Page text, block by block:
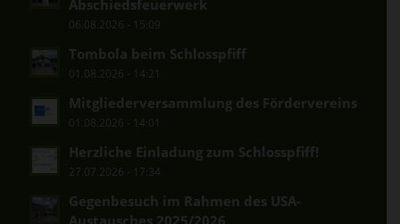
Abschiedsfeuerwerk
06.08.2026 - 15:09
Tombola beim Schlosspfiff
01.08.2026 - 14:21
Mitgliederversammlung des Fördervereins
01.08.2026 - 14:01
Herzliche Einladung zum Schlosspfiff!
27.07.2026 - 17:34
Gegenbesuch im Rahmen des USA-
Austausches 2025/2026